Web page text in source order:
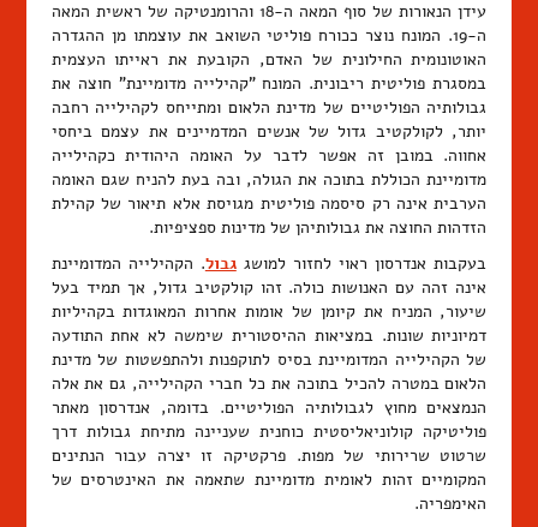
עידן הנאורות של סוף המאה ה-18 והרומנטיקה של ראשית המאה
ה-19. המונח נוצר ככורח פוליטי השואב את עוצמתו מן ההגדרה
האוטונומית החילונית של האדם, הקובעת את ראייתו העצמית
במסגרת פוליטית ריבונית. המונח "קהילייה מדומיינת" חוצה את
גבולותיה הפוליטיים של מדינת הלאום ומתייחס לקהילייה רחבה
יותר, לקולקטיב גדול של אנשים המדמיינים את עצמם ביחסי
אחווה. במובן זה אפשר לדבר על האומה היהודית כקהילייה
מדומיינת הכוללת בתוכה את הגולה, ובה בעת להניח שגם האומה
הערבית אינה רק סיסמה פוליטית מגויסת אלא תיאור של קהילת
הזדהות החוצה את גבולותיהן של מדינות ספציפיות.
בעקבות אנדרסון ראוי לחזור למושגגבול. הקהילייה המדומיינת
אינה זהה עם האנושות כולה. זהו קולקטיב גדול, אך תמיד בעל
שיעור, המניח את קיומן של אומות אחרות המאוגדות בקהיליות
דמיוניות שונות. במציאות ההיסטורית שימשה לא אחת התודעה
של הקהילייה המדומיינת בסיס לתוקפנות ולהתפשטות של מדינת
הלאום במטרה להכיל בתוכה את כל חברי הקהילייה, גם את אלה
הנמצאים מחוץ לגבולותיה הפוליטיים. בדומה, אנדרסון מאתר
פוליטיקה קולוניאליסטית כוחנית שעניינה מתיחת גבולות דרך
שרטוט שרירותי של מפות. פרקטיקה זו יצרה עבור הנתינים
המקומיים זהות לאומית מדומיינת שתאמה את האינטרסים של
האימפריה.